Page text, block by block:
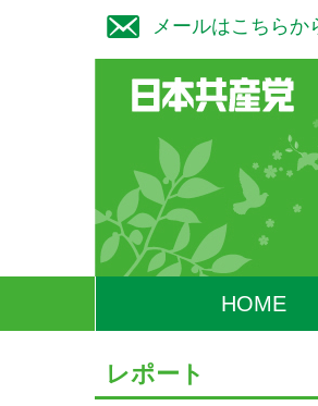
メールはこちらか
HOME
レポート